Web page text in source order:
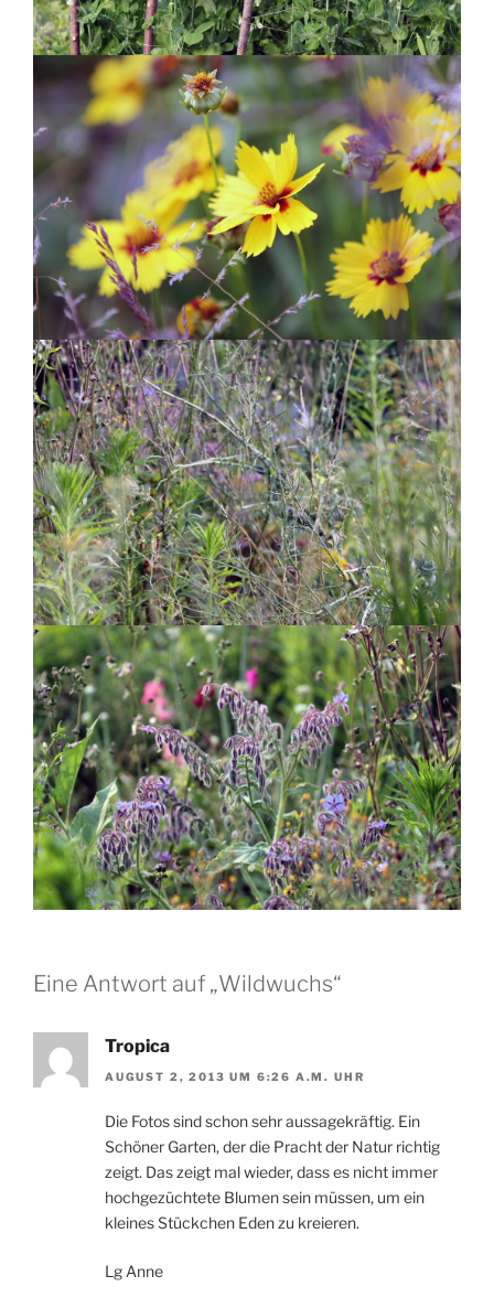
Eine Antwort auf „Wildwuchs“
Tropica
AUGUST 2, 2013 UM 6:26 A.M. UHR
Die Fotos sind schon sehr aussagekräftig. Ein
Schöner Garten, der die Pracht der Natur richtig
zeigt. Das zeigt mal wieder, dass es nicht immer
hochgezüchtete Blumen sein müssen, um ein
kleines Stückchen Eden zu kreieren.
Lg Anne